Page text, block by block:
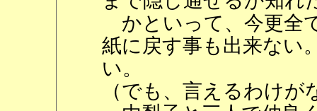
かといって、今更全
紙に戻す事も出来な
い。
（でも、言えるわけ